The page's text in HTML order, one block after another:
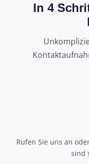
In 4
Rufen Sie uns an
sind